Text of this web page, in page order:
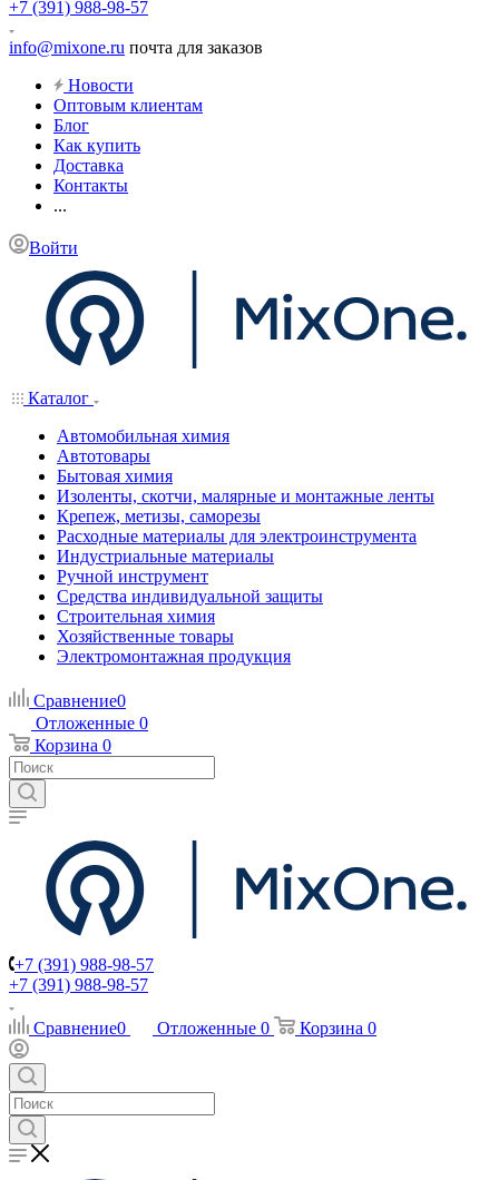
+7 (391) 988-98-57
info@mixone.ru почта для заказов
Новости
Оптовым клиентам
Блог
Как купить
Доставка
Контакты
...
Войти
Каталог
Автомобильная химия
Автотовары
Бытовая химия
Изоленты, скотчи, малярные и монтажные ленты
Крепеж, метизы, саморезы
Расходные материалы для электроинструмента
Индустриальные материалы
Ручной инструмент
Средства индивидуальной защиты
Строительная химия
Хозяйственные товары
Электромонтажная продукция
Сравнение0
Отложенные 0
Корзина 0
+7 (391) 988-98-57
+7 (391) 988-98-57
Сравнение0 Отложенные 0 Корзина 0